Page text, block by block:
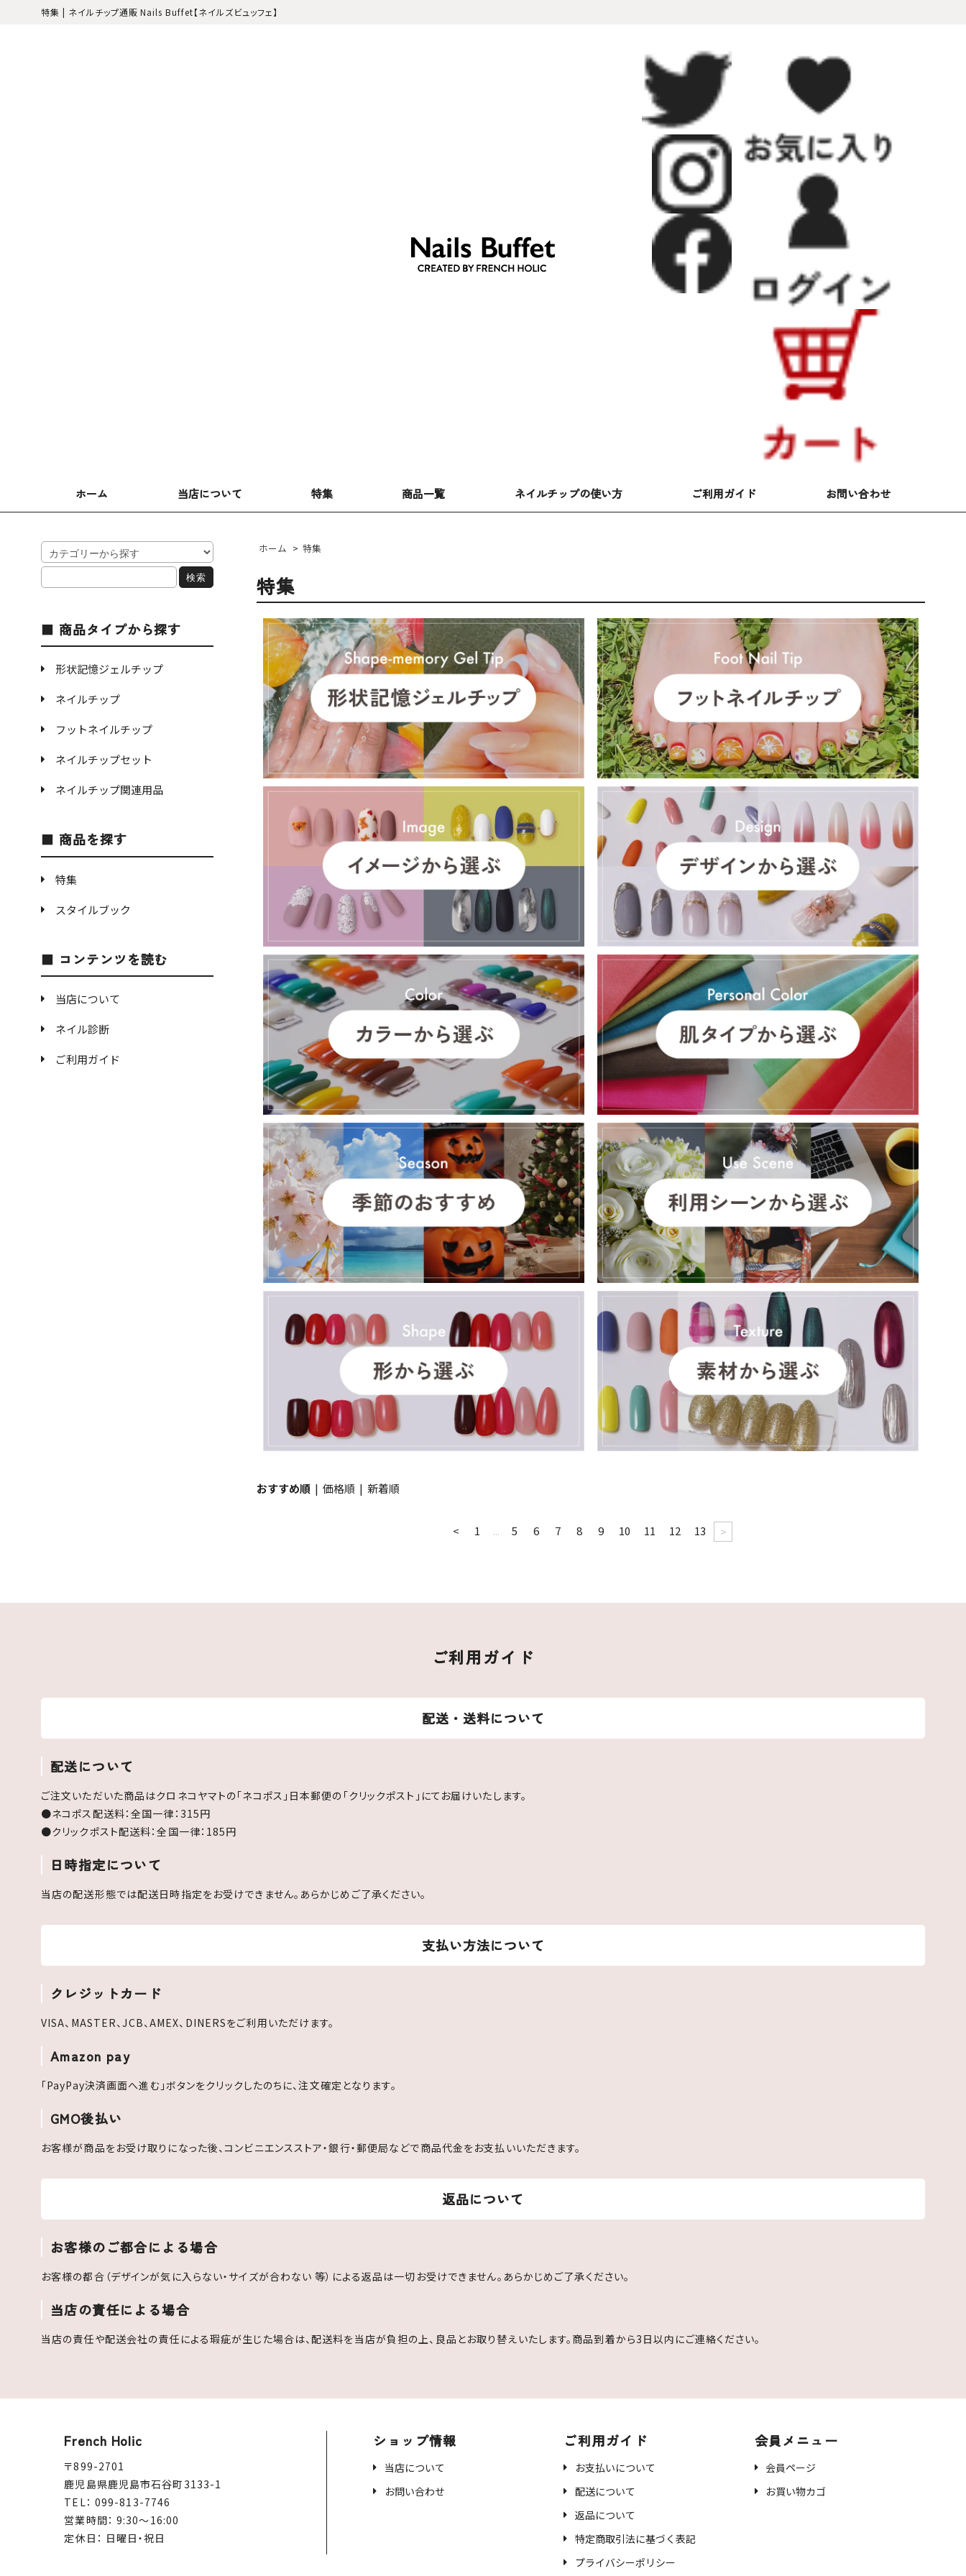
特集 | ネイルチップ通販 Nails Buffet【ネイルズビュッフェ】
ホーム 当店について 特集 商品一覧 ネイルチップの使い方 ご利用ガイド お問い合わせ
ホーム > 特集
特集
おすすめ順 | 価格順 | 新着順
< 1 ... 5 6 7 8 9 10 11 12 13 >
商品タイプから探す
形状記憶ジェルチップ
ネイルチップ
フットネイルチップ
ネイルチップセット
ネイルチップ関連用品
商品を探す
特集
スタイルブック
コンテンツを読む
当店について
ネイル診断
ご利用ガイド
ご利用ガイド
配送・送料について
配送について
ご注文いただいた商品はクロネコヤマトの「ネコポス」日本郵便の「クリックポスト」にてお届けいたします。
●ネコポス配送料：全国一律：315円
●クリックポスト配送料：全国一律：185円
日時指定について
当店の配送形態では配送日時指定をお受けできません。あらかじめご了承ください。
支払い方法について
クレジットカード
VISA、MASTER、JCB、AMEX、DINERSをご利用いただけます。
Amazon pay
「PayPay決済画面へ進む」ボタンをクリックしたのちに、注文確定となります。
GMO後払い
お客様が商品をお受け取りになった後、コンビニエンスストア・銀行・郵便局などで商品代金をお支払いいただきます。
返品について
お客様のご都合による場合
お客様の都合（デザインが気に入らない・サイズが合わない 等）による返品は一切お受けできません。あらかじめご了承ください。
当店の責任による場合
当店の責任や配送会社の責任による瑕疵が生じた場合は、配送料を当店が負担の上、良品とお取り替えいたします。商品到着から3日以内にご連絡ください。
French Holic
〒899-2701
鹿児島県鹿児島市石谷町3133-1
TEL： 099-813-7746
営業時間： 9:30～16:00
定休日： 日曜日・祝日
ショップ情報
当店について
お問い合わせ
ご利用ガイド
お支払いについて
配送について
返品について
特定商取引法に基づく表記
プライバシーポリシー
会員メニュー
会員ページ
お買い物カゴ